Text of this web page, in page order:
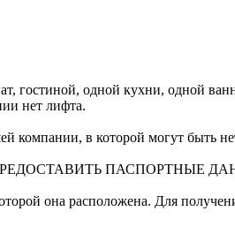
гостиной, одной кухни, одной
нет лифта.
компании, в которой могут быть
ПАСПОРТНЫЕ
она расположена. Для